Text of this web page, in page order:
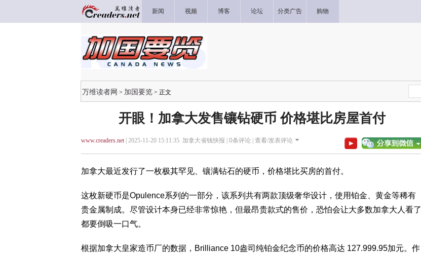
新闻 视频 博客 论坛 分类广告 购物
万维读者网 > 加国要览 > 正文
开眼！加拿大发售镶钻硬币 价格堪比房屋首付
www.creaders.net| 2025-11-20 15:11:35 加拿大省钱快报 | 0条评论 | 查看/发表评论
加拿大最近发行了一枚极其罕见、镶满钻石的硬币，价格堪比买房的首付。
这枚新硬币是Opulence系列的一部分，该系列共有两款顶级奢华设计，使用铂金、黄金等稀有
贵金属制成。尽管设计本身已经非常惊艳，但最昂贵款式的售价，恐怕会让大多数加拿大人看了
都要倒吸一口气。
根据加拿大皇家造币厂的数据，Brilliance 10盎司纯铂金纪念币的价格高达 127.999.95加元。作